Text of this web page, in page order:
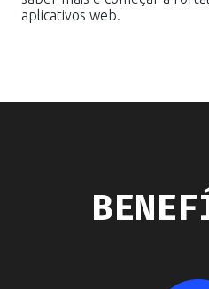
aplicativos web.